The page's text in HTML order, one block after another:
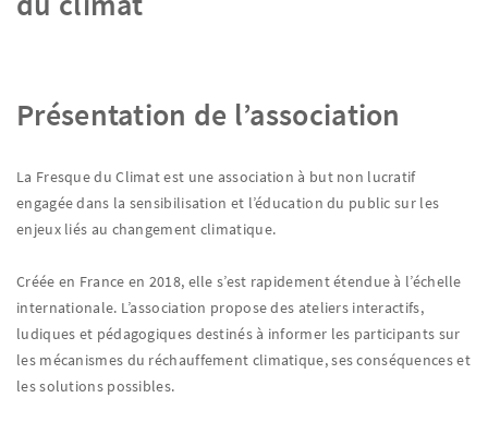
Présentation de l’association
La Fresque du Climat est une association à but non lucratif
engagée dans la sensibilisation et l’éducation du public sur les
enjeux liés au changement climatique.
Créée en France en 2018, elle s’est rapidement étendue à l’échelle
internationale. L’association propose des ateliers interactifs,
ludiques et pédagogiques destinés à informer les participants sur
les mécanismes du réchauffement climatique, ses conséquences et
les solutions possibles.